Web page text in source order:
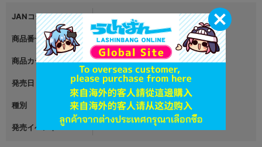
JANコード 4549743775944
商品番号 L06764705
商品カテゴリ グッズ
発売日 2022年11月25日
種別 その他
発売イベント